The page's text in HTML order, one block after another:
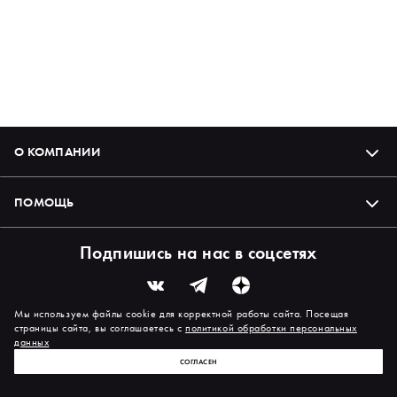
О КОМПАНИИ
ПОМОЩЬ
Подпишись на нас в соцсетях
Мы используем файлы cookie для корректной работы сайта. Посещая
страницы сайта, вы соглашаетесь сполитикой обработки персональных
данных
СОГЛАСЕН